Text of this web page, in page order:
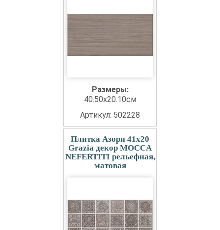
Размеры:
40.50x20.10см
Артикул: 502228
Плитка Азори 41x20
Grazia декор MOCCA
NEFERTITI рельефная,
матовая